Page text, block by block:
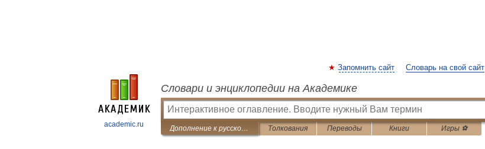
academic.ru
Запомнить сайт Словарь на свой сайт
Словари и энциклопедии на Академике
Дополнение к русско-английским словарям Толкования Переводы Книги Игры ⚽